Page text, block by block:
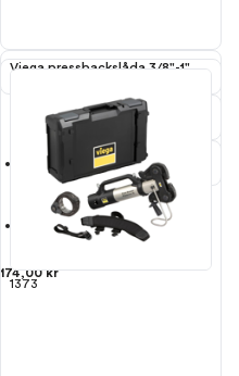
Viega pressbackslåda 3/8"-1"
Levereras i plastlåda
Anpassad för
iega Pressgun 6
Vi har backar & slingor
174,00 kr
1373